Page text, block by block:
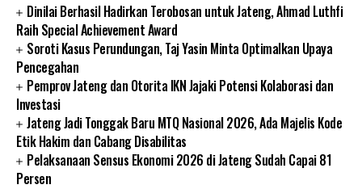
Dinilai Berhasil Hadirkan Terobosan untuk Jateng, Ahmad Luthfi
Raih Special Achievement Award
Soroti Kasus Perundungan, Taj Yasin Minta Optimalkan Upaya
Pencegahan
Pemprov Jateng dan Otorita IKN Jajaki Potensi Kolaborasi dan
Investasi
Jateng Jadi Tonggak Baru MTQ Nasional 2026, Ada Majelis Kode
Etik Hakim dan Cabang Disabilitas
Pelaksanaan Sensus Ekonomi 2026 di Jateng Sudah Capai 81
Persen